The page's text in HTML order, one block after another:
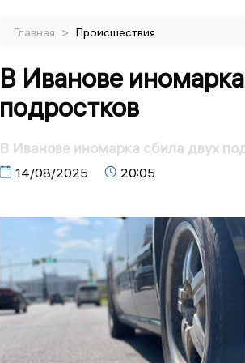
Главная > Происшествия
В Иванове
подростков
В Иванове иномарка сбила двух
14/08/2025 20:05